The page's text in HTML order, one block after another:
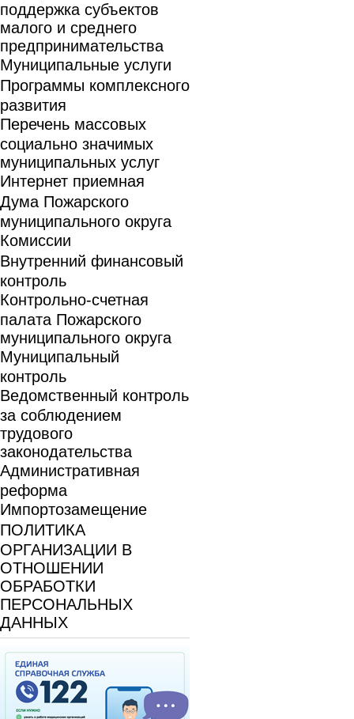
поддержка субъектов
малого и среднего
предпринимательства
Муниципальные услуги
Программы комплексного
развития
Перечень массовых
социально значимых
муниципальных услуг
Интернет приемная
Дума Пожарского
муниципального округа
Комиссии
Внутренний финансовый
контроль
Контрольно-счетная
палата Пожарского
муниципального округа
Муниципальный
контроль
Ведомственный контроль
за соблюдением
трудового
законодательства
Административная
реформа
Импортозамещение
ПОЛИТИКА
ОРГАНИЗАЦИИ В
ОТНОШЕНИИ
ОБРАБОТКИ
ПЕРСОНАЛЬНЫХ
ДАННЫХ